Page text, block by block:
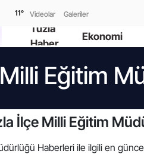
11° Videolar Galeriler
Tuzla
Haber
Ekonomi
Eğitim
İlçe Milli Eğitim
Haberleri ile ilgili en